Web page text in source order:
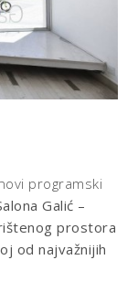
programski
Galić –
prostora
od najvažnijih